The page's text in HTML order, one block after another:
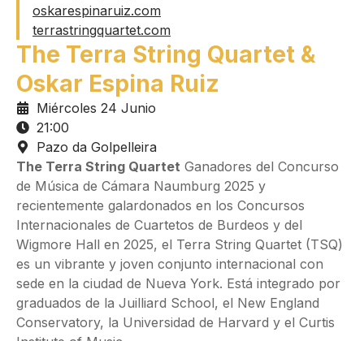
oskarespinaruiz.com
terrastringquartet.com
The Terra String Quartet &
Oskar Espina Ruiz
Miércoles 24 Junio
21:00
Pazo da Golpelleira
The Terra String Quartet Ganadores del Concurso
de Música de Cámara Naumburg 2025 y
recientemente galardonados en los Concursos
Internacionales de Cuartetos de Burdeos y del
Wigmore Hall en 2025, el Terra String Quartet (TSQ)
es un vibrante y joven conjunto internacional con
sede en la ciudad de Nueva York. Está integrado por
graduados de la Juilliard School, el New England
Conservatory, la Universidad de Harvard y el Curtis